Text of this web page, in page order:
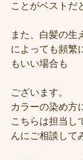
ことがベストだ
また、白髪の生
によっても頻繁
もいい場合も
ございます。
カラーの染め方
こちらは担当し
んにご相談して